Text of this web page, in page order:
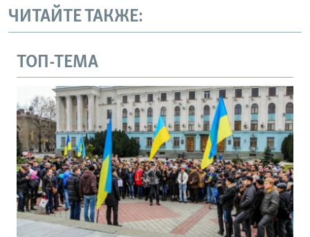
ЧИТАЙТЕ ТАКЖЕ:
ТОП-ТЕМА